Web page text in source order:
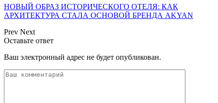
НОВЫЙ ОБРАЗ ИСТОРИЧЕСКОГО ОТЕЛЯ: КАК
АРХИТЕКТУРА СТАЛА ОСНОВОЙ БРЕНДА AKYAN
Prev Next
Оставьте ответ
Ваш электронный адрес не будет опубликован.